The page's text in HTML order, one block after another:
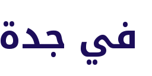
في جدة